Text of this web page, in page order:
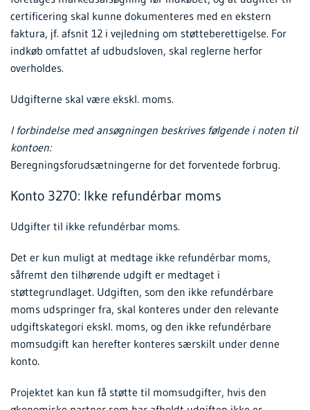
certificering skal kunne dokumenteres med en ekstern
faktura, jf. afsnit 12 i vejledning om støtteberettigelse. For
indkøb omfattet af udbudsloven, skal reglerne herfor
overholdes.
Udgifterne skal være ekskl. moms.
I forbindelse med ansøgningen beskrives følgende i noten til
kontoen:
Beregningsforudsætningerne for det forventede forbrug.
Konto 3270: Ikke refundérbar moms
Udgifter til ikke refundérbar moms.
Det er kun muligt at medtage ikke refundérbar moms,
såfremt den tilhørende udgift er medtaget i
støttegrundlaget. Udgiften, som den ikke refundérbare
moms udspringer fra, skal konteres under den relevante
udgiftskategori ekskl. moms, og den ikke refundérbare
momsudgift kan herefter konteres særskilt under denne
konto.
Projektet kan kun få støtte til momsudgifter, hvis den